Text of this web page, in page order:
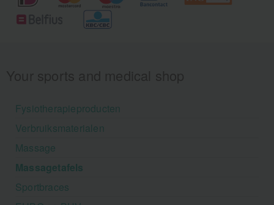
Fysiotherapieproducten
Verbruiksmaterialen
Massage
Massagetafels
Sportbraces